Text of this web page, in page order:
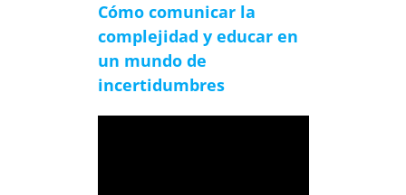
Cómo comunicar la
complejidad y educar en
un mundo de
incertidumbres